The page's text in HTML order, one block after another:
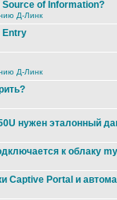
Source of Information?
Д-Линк
Entry
Д-Линк
нужен эталонный
к облаку
Captive Portal и